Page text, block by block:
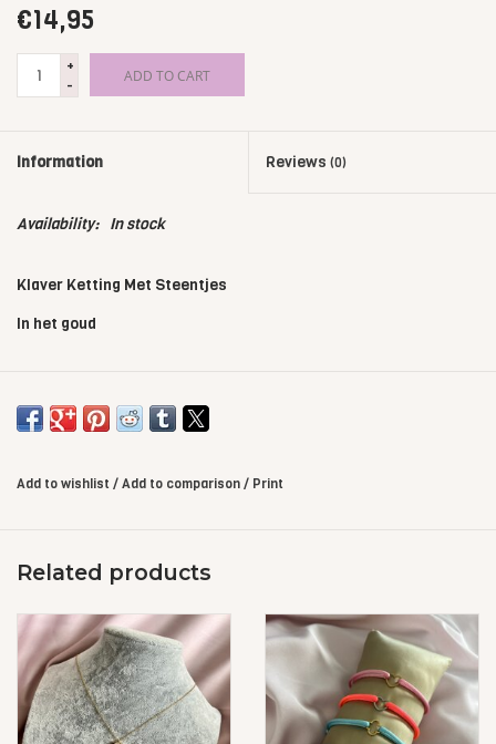
€14,95
+
-
ADD TO CART
Information Reviews (0)
Availability: In stock
Klaver Ketting Met Steentjes
In het goud
Add to wishlist /Add to comparison/ Print
Related products